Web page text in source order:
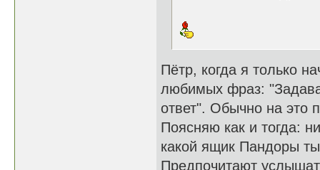
Пётр, когда я только
любимых фраз:
ответ". Обычно на это
Поясняю как и тогда:
какой ящик Пандоры
Предпочитают